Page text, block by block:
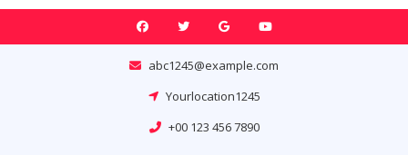
Skip
abc1245@example.com
Yourlocation1245
+00 123 456 7890